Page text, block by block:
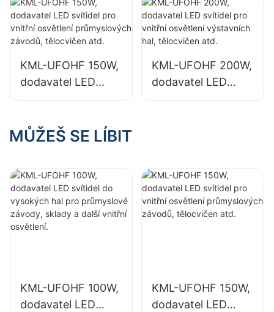
průmyslové
závody, sklady a
osvětlení.
průmyslové
závody, sklady a
osvětlení.
KML-UFOHF 150W,
dodavatel LED
svítidel pro vnitřní
průmyslových
atd.
KML-UFOHF 200W,
dodavatel LED
svítidel pro vnitřní
MŮŽEŠ SE LÍBIT
KML-UFOHF 100W,
dodavatel LED
KML-UFOHF 150W,
dodavatel LED